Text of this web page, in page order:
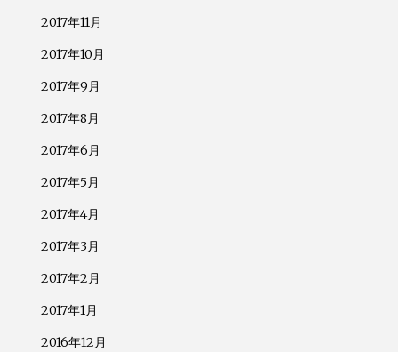
2017年11月
2017年10月
2017年9月
2017年8月
2017年6月
2017年5月
2017年4月
2017年3月
2017年2月
2017年1月
2016年12月